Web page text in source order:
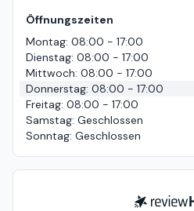
Öffnungszeiten
Montag: 08:00 - 17:00
Dienstag: 08:00 - 17:00
Mittwoch: 08:00 - 17:00
Donnerstag: 08:00 - 17:00
Freitag: 08:00 - 17:00
Samstag: Geschlossen
Sonntag: Geschlossen
ReviewHero